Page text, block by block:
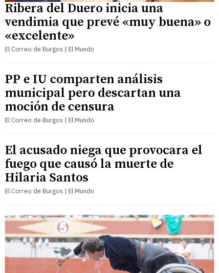
Ribera del Duero inicia una
vendimia que prevé «muy buena» o
«excelente»
El Correo de Burgos | El Mundo
PP e IU comparten análisis
municipal pero descartan una
moción de censura
El Correo de Burgos | El Mundo
El acusado niega que provocara el
fuego que causó la muerte de
Hilaria Santos
El Correo de Burgos | El Mundo